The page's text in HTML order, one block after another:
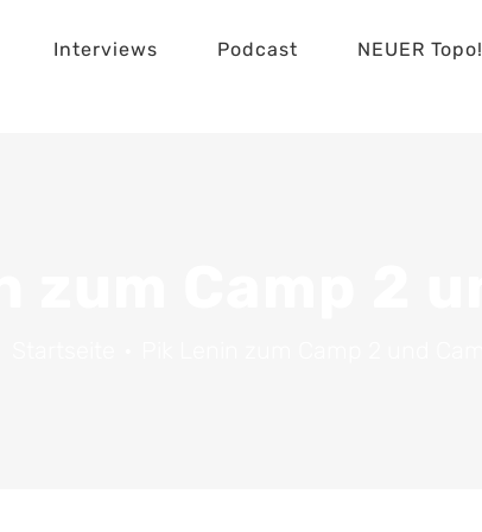
Interviews Podcast NEUER Topo!